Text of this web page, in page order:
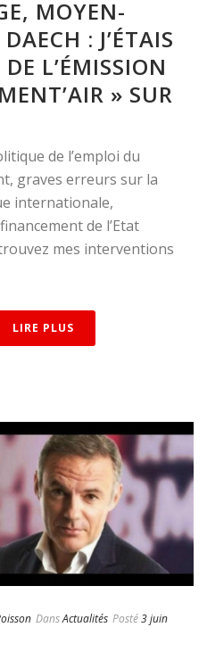
MOYEN-
: J’ÉTAIS
L’ÉMISSION
» SUR
de l’emploi du
graves erreurs sur la
internationale,
de l’Etat
mes interventions
LIRE PLUS
DansActualités Posté3 juin